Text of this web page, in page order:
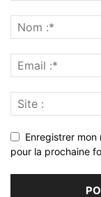
Enregistrer
pour la prochaine